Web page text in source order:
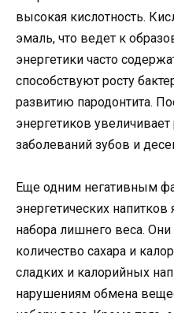
высокая кислотность.
эмаль, что ведет к
энергетики часто
способствуют росту
развитию пародонтита.
энергетиков
заболеваний зубов и
Еще одним негативным
энергетических
набора лишнего веса.
количество сахара и
сладких и калорийных
нарушениям обмена